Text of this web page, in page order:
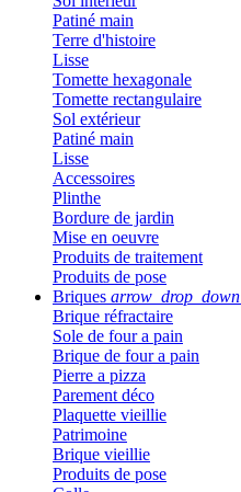
Patiné main
Terre d'histoire
Lisse
Tomette hexagonale
Tomette rectangulaire
Sol extérieur
Patiné main
Lisse
Accessoires
Plinthe
Bordure de jardin
Mise en oeuvre
Produits de traitement
Produits de pose
Briques arrow_drop_down
Brique réfractaire
Sole de four a pain
Brique de four a pain
Pierre a pizza
Parement déco
Plaquette vieillie
Patrimoine
Brique vieillie
Produits de pose